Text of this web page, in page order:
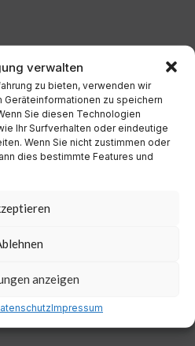
verwalten
zu bieten, verwenden wir
zu speichern
Sie diesen Technologien
Ihr Surfverhalten oder eindeutige
Wenn Sie nicht zustimmen oder
dies bestimmte Features und
anzeigen
Impressum